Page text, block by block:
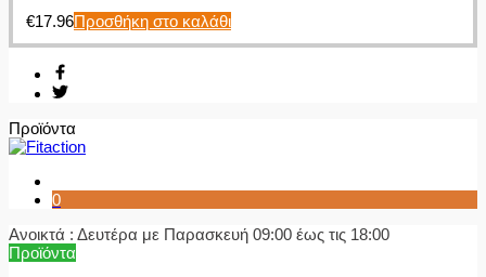
€17.96Προσθήκη στο καλάθι
Προϊόντα
0
Ανοικτά : Δευτέρα με Παρασκευή 09:00 έως τις 18:00
Προϊόντα